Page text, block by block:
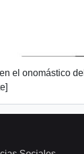
el onomástico del